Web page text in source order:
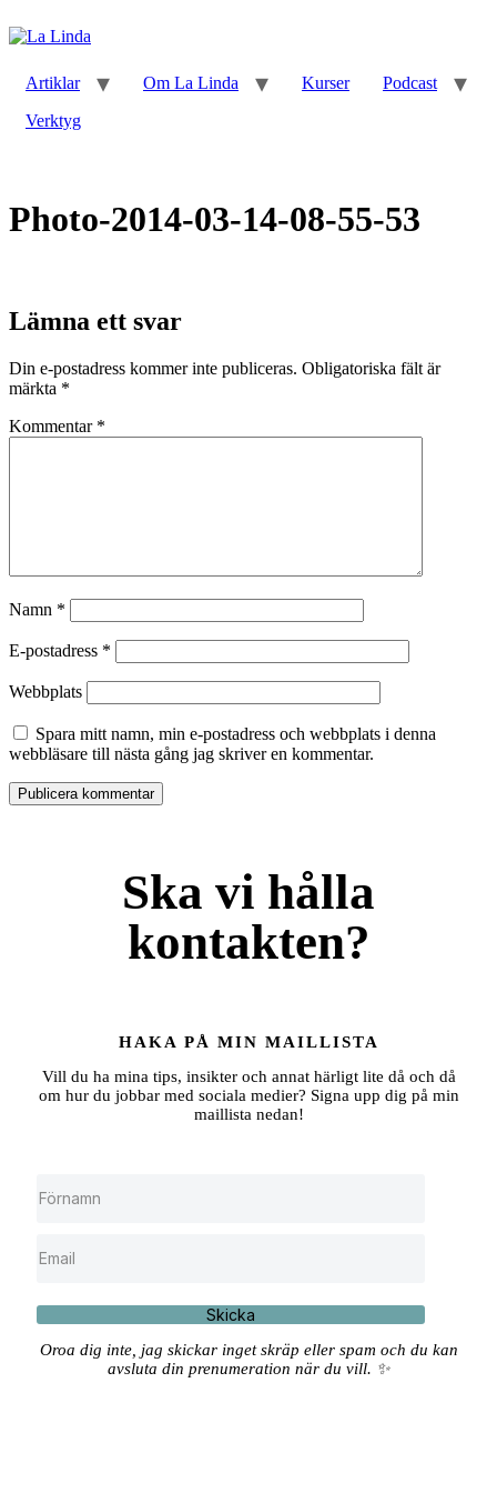
Artiklar Om La Linda Kurser
Podcast
Verktyg
Photo-2014-03-14-08-55-53
Lämna ett svar
Din e-postadress kommer inte publiceras. Obligatoriska fält är
märkta *
Kommentar *
Namn *
E-postadress *
Webbplats
Spara mitt namn, min e-postadress och webbplats i denna
webbläsare till nästa gång jag skriver en kommentar.
Ska vi hålla
kontakten?
HAKA PÅ MIN MAILLISTA
Vill du ha mina tips, insikter och annat härligt lite då och då
om hur du jobbar med sociala medier? Signa upp dig på min
maillista nedan!
Skicka
Oroa dig inte, jag skickar inget skräp eller spam och du kan
avsluta din prenumeration när du vill. ✨